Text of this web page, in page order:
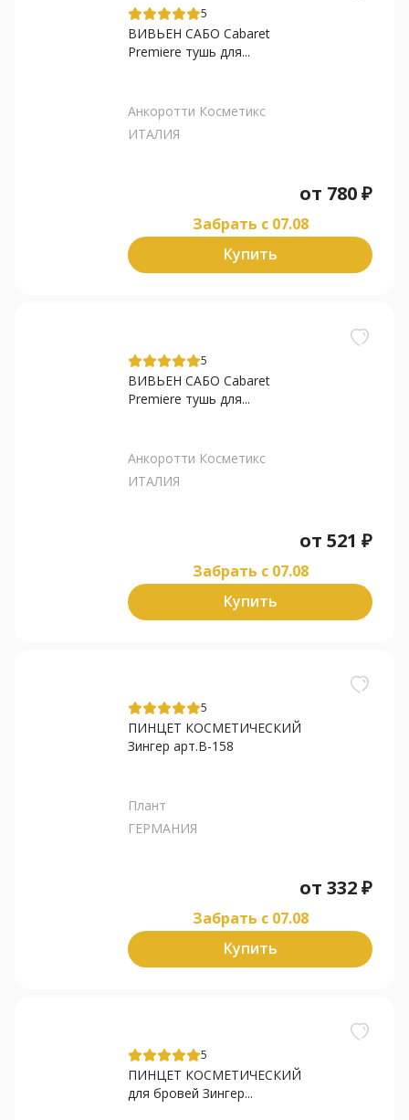
5
ВИВЬЕН САБО Cabaret
Premiere тушь для...
Анкоротти Косметикс
ИТАЛИЯ
от 780₽
Забрать c 07.08
Купить
5
ВИВЬЕН САБО Cabaret
Premiere тушь для...
Анкоротти Косметикс
ИТАЛИЯ
от 521 ₽
Забрать c 07.08
Купить
5
ПИНЦЕТ КОСМЕТИЧЕСКИЙ
Зингер арт.В-158
Плант
ГЕРМАНИЯ
от 332₽
Забрать c 07.08
Купить
5
ПИНЦЕТ КОСМЕТИЧЕСКИЙ
для бровей Зингер...